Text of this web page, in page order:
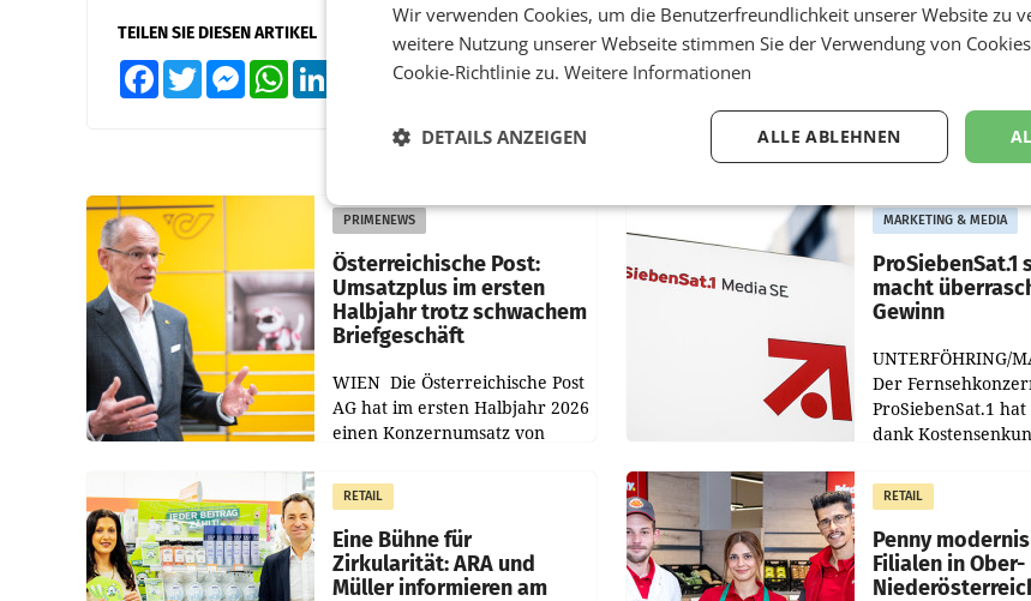
TEILEN SIE DIESEN ARTIKEL
FacebookTwitter MessengerWhatsApp XING Teilen
PRIMENEWS
Österreichische Post:
Umsatzplus im ersten
Halbjahr trotz schwachem
Briefgeschäft
WIEN Die Österreichische Post
AG hat im ersten Halbjahr 2026
einen Konzernumsatz von
erwirtschaftet, was einem Plus
von 3,8 Prozent gegenüber
dem Vergleichszeitraum
MARKETING & MEDIA
ProSiebenSat.1
macht
Gewinn
UNTERFÖHRING/
Der
ProSiebenSat.1
dank
gemacht und die
Markterwartung
übertroffen.
RETAIL
Eine Bühne für
Zirkularität: ARA und
Müller informieren am
RETAIL
Penny
Filialen in Ober-
Wir verwenden Cookies, um die Benutzerfreundlichkeit unserer Website zu
weitere Nutzung unserer Webseite stimmen Sie der Verwendung von
Cookie-Richtlinie zu. Weitere Informationen
ALLE ABLEHNEN
DETAILS ANZEIGEN